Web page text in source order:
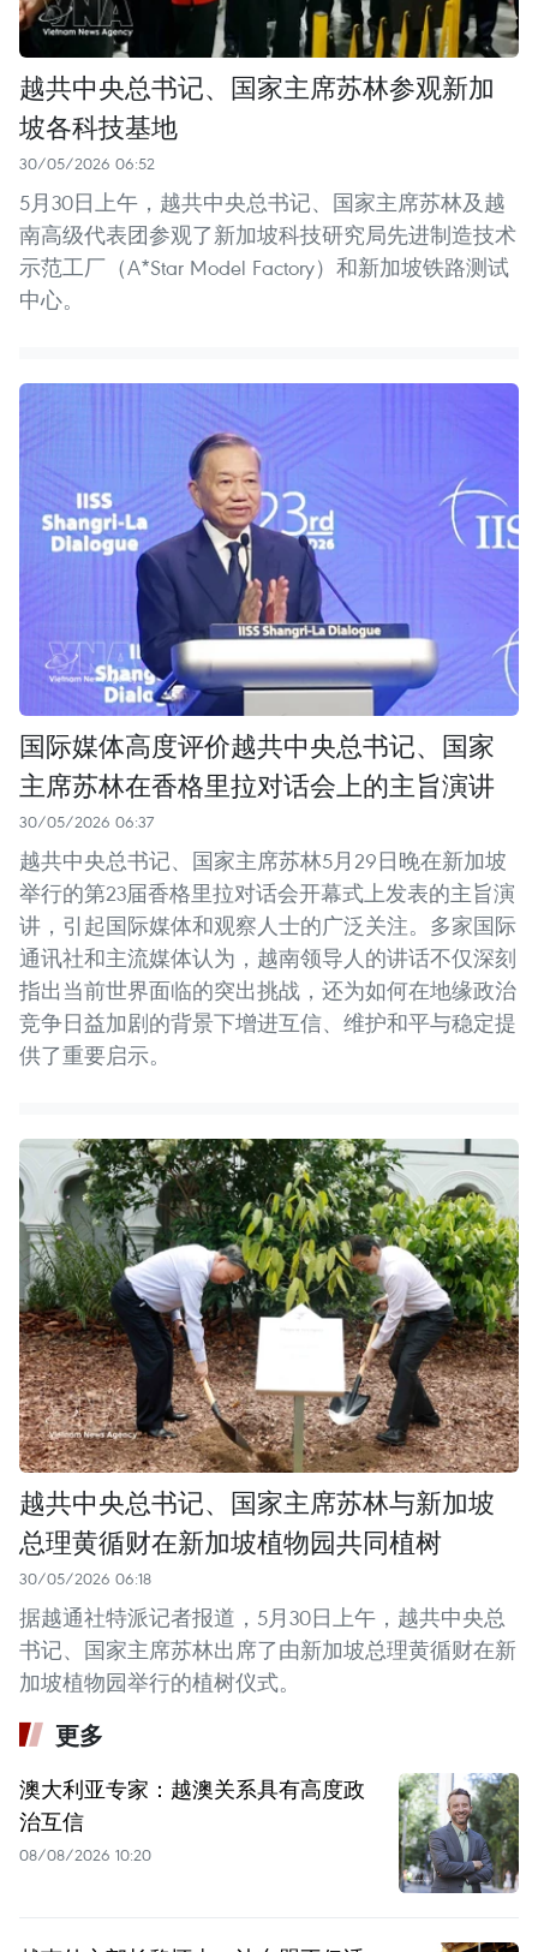
越共中央总书记、国家主席苏林参观新加
坡各科技基地
30/05/2026 06:52
5月30日上午，越共中央总书记、国家主席苏林及越
南高级代表团参观了新加坡科技研究局先进制造技术
示范工厂（A*Star Model Factory）和新加坡铁路测试
中心。
国际媒体高度评价越共中央总书记、国家
主席苏林在香格里拉对话会上的主旨演讲
30/05/2026 06:37
越共中央总书记、国家主席苏林5月29日晚在新加坡
举行的第23届香格里拉对话会开幕式上发表的主旨演
讲，引起国际媒体和观察人士的广泛关注。多家国际
通讯社和主流媒体认为，越南领导人的讲话不仅深刻
指出当前世界面临的突出挑战，还为如何在地缘政治
竞争日益加剧的背景下增进互信、维护和平与稳定提
供了重要启示。
越共中央总书记、国家主席苏林与新加坡
总理黄循财在新加坡植物园共同植树
30/05/2026 06:18
据越通社特派记者报道，5月30日上午，越共中央总
书记、国家主席苏林出席了由新加坡总理黄循财在新
加坡植物园举行的植树仪式。
更多
澳大利亚专家：越澳关系具有高度政
治互信
08/08/2026 10:20